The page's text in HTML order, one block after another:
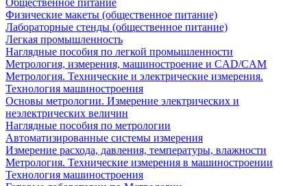
Общественное питание
Физические макеты (общественное питание)
Лабораторные стенды (общественное питание)
Легкая промышленность
Наглядные пособия по легкой промышленности
Метрология, измерения, машиностроение и CAD/CAM
Метрология. Технические и электрические измерения.
Технология машиностроения
Основы метрологии. Измерение электрических и
неэлектрических величин
Наглядные пособия по метрологии
Автоматизированные системы измерения
Измерение расхода, давления, температуры, влажности
Метрология. Технические измерения в машиностроении
Технология машиностроения